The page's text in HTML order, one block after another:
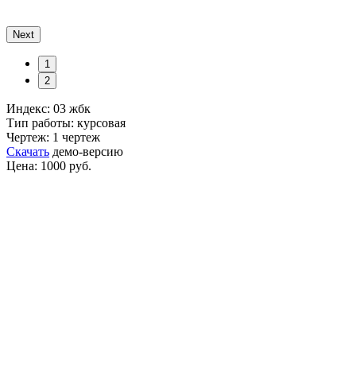
Next
1
2
Индекс: 03 жбк
Тип работы: курсовая
Чертеж: 1 чертеж
Скачать демо-версию
Цена: 1000 руб.